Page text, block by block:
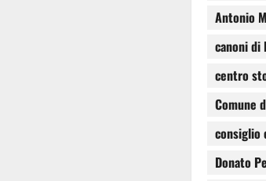
Antonio
canoni di
centro
Comune
consiglio
Donato